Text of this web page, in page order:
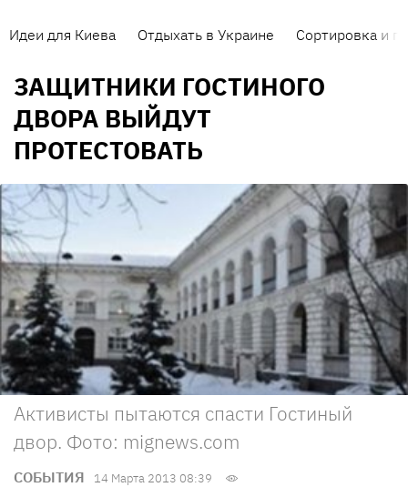
Идеи для Киева Отдыхать в Украине Сортировка и
ЗАЩИТНИКИ ГОСТИНОГО
ДВОРА ВЫЙДУТ
ПРОТЕСТОВАТЬ
Активисты пытаются спасти Гостиный
двор. Фото: mignews.com
СОБЫТИЯ 14 Марта 2013 08:39